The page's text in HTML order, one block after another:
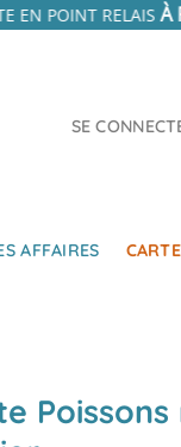
EN POINT RELAISÀ
SE
AFFAIRES